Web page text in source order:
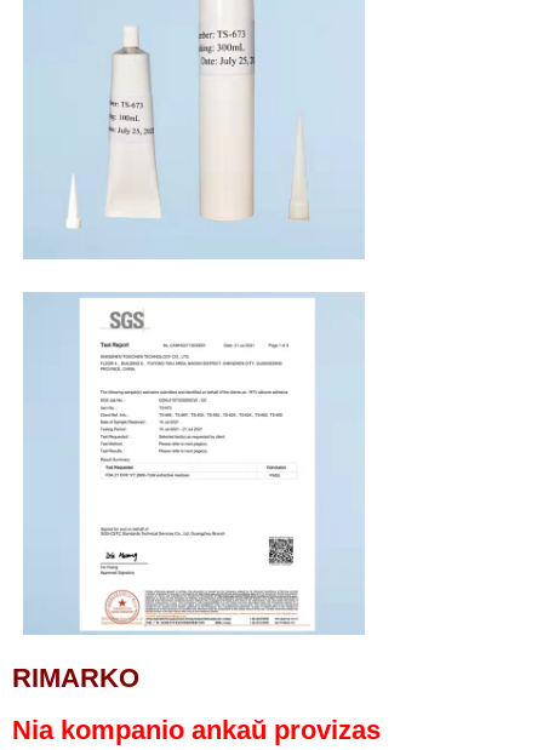
RIMARKO
Nia kompanio ankaŭ provizas